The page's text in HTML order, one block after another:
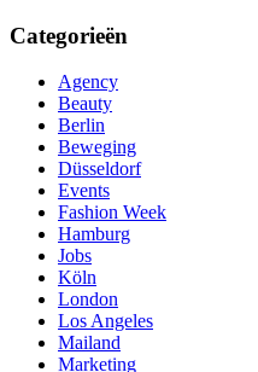
Categorieën
Agency
Beauty
Berlin
Beweging
Düsseldorf
Events
Fashion Week
Hamburg
Jobs
Köln
London
Los Angeles
Mailand
Marketing